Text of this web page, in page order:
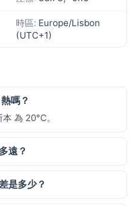
時區: Europe/Lisbon
(UTC+1)
嗎？
為 20°C。
遠？
是多少？